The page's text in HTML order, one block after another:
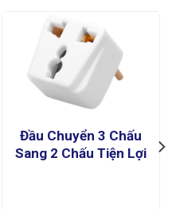
Đầu Chuyển 3 Chấu
Sang 2 Chấu Tiện Lợi